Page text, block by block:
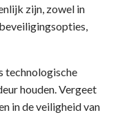
zijn, zowel in
technologische
houden. Vergeet
in de veiligheid van